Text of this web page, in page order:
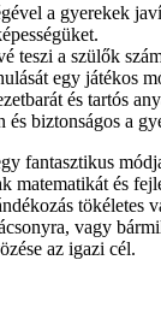
a gyerekek
teszi a szülők
egy játékos
és tartós
és biztonságos a
fantasztikus
matematikát és
tökéletes
vagy
az igazi cél.